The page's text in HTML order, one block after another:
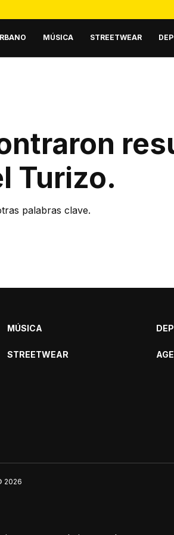
MÚSICA STREETWEAR
Turizo.
palabras clave.
MÚSICA
STREETWEAR
2026